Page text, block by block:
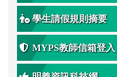
學生請假規則摘要
MYPS教師信箱登入